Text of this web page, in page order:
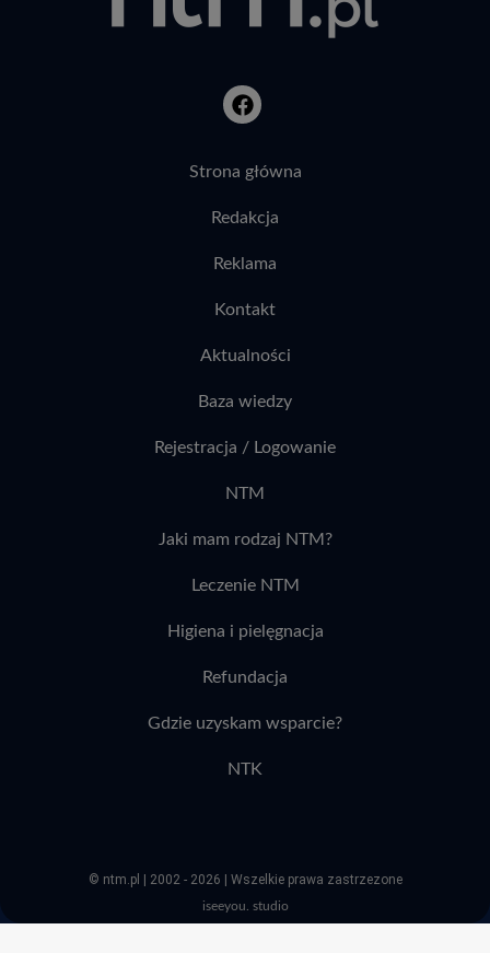
Strona główna
Redakcja
Reklama
Kontakt
Aktualności
Baza wiedzy
Rejestracja / Logowanie
NTM
Jaki mam rodzaj NTM?
Leczenie NTM
Higiena i pielęgnacja
Refundacja
Gdzie uzyskam wsparcie?
NTK
© ntm.pl | 2002 - 2026 | Wszelkie prawa zastrzezone
iseeyou. studio